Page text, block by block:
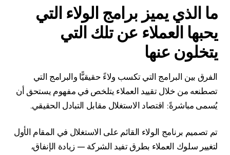
ما الذي يميز برامج الولاء التي
يحبها العملاء عن تلك التي
يتخلون عنها
الفرق بين البرامج التي تكسب ولاءً حقيقيًّا والبرامج التي
تصطنعه من خلال تقييد العملاء يتلخص في مفهوم يستحق أن
يُسمى مباشرةً: اقتصاد الاستغلال مقابل التبادل الحقيقي.
تم تصميم برنامج الولاء القائم على الاستغلال في المقام الأول
لتغيير سلوك العملاء بطرق تفيد الشركة — زيادة الإنفاق،